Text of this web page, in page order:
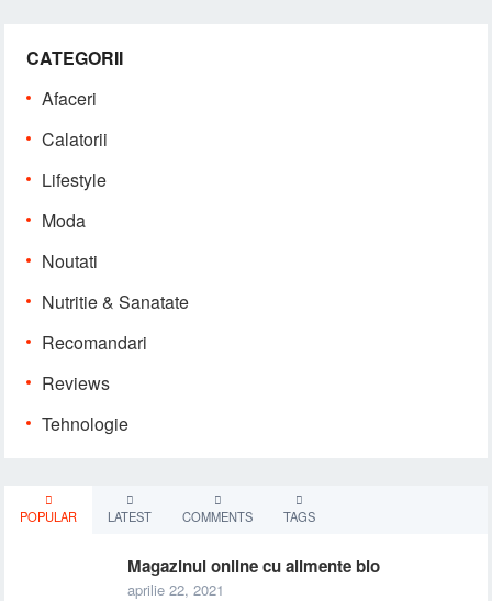
CATEGORII
Afaceri
Calatorii
Lifestyle
Moda
Noutati
Nutritie & Sanatate
Recomandari
Reviews
Tehnologie
POPULAR LATEST COMMENTS TAGS
Magazinul online cu alimente bio
aprilie 22, 2021